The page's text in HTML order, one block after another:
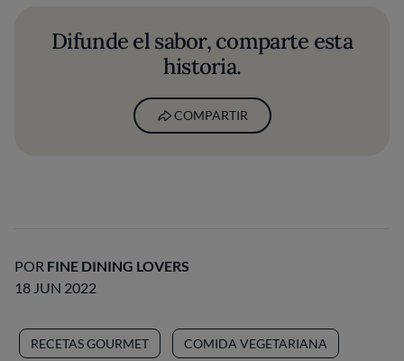
Difunde el sabor, comparte esta
historia.
COMPARTIR
POR FINE DINING LOVERS
18 JUN 2022
RECETAS GOURMET COMIDA VEGETARIANA